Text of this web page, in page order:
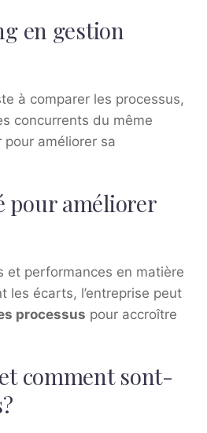
en gestion
à comparer les processus,
concurrents du même
pour améliorer sa
pour améliorer
et performances en matière
les écarts, l’entreprise peut
processus pour accroître
comment sont-